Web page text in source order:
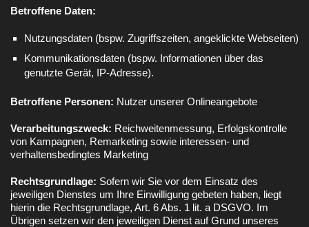
Betroffene Daten:
Nutzungsdaten (bspw. Zugriffszeiten, angeklickte Webseiten)
Kommunikationsdaten (bspw. Informationen über das
genutzte Gerät, IP-Adresse).
Betroffene Personen: Nutzer unserer Onlineangebote
Verarbeitungszweck: Reichweitenmessung, Erfolgskontrolle
von Kampagnen, Remarketing sowie interessen- und
verhaltensbedingtes Marketing
Rechtsgrundlage: Sofern wir Sie vor dem Einsatz des
jeweiligen Dienstes um Ihre Einwilligung gebeten haben, liegt
hierin die Rechtsgrundlage, Art. 6 Abs. 1 lit. a DSGVO. Im
Übrigen setzen wir den jeweiligen Dienst auf Grund unseres